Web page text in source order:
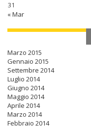
31
« Mar
Marzo 2015
Gennaio 2015
Settembre 2014
Luglio 2014
Giugno 2014
Maggio 2014
Aprile 2014
Marzo 2014
Febbraio 2014